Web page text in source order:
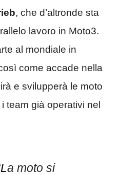
, che d’altronde sta
lavoro in Moto3.
al mondiale in
come accade nella
e svilupperà le moto
team già operativi nel
La moto si